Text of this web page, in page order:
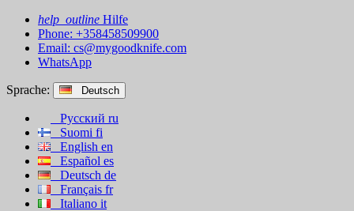
help_outline Hilfe
Phone: +358458509900
Email: cs@mygoodknife.com
WhatsApp
Sprache: Deutsch
Русский ru
Suomi fi
English en
Español es
Deutsch de
Français fr
Italiano it